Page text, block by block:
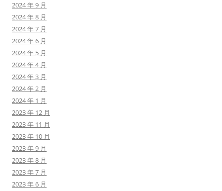
2024 年 9 月
2024 年 8 月
2024 年 7 月
2024 年 6 月
2024 年 5 月
2024 年 4 月
2024 年 3 月
2024 年 2 月
2024 年 1 月
2023 年 12 月
2023 年 11 月
2023 年 10 月
2023 年 9 月
2023 年 8 月
2023 年 7 月
2023 年 6 月